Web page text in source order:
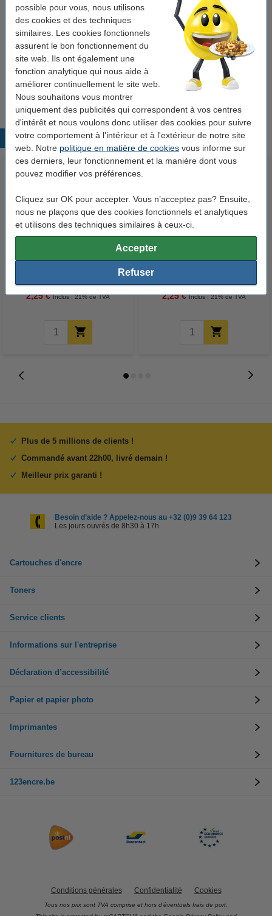
possible pour vous, nous utilisons
des cookies et des techniques
similaires. Les cookies fonctionnels
assurent le bon fonctionnement du
site web. Ils ont également une
fonction analytique qui nous aide à
améliorer continuellement le site web.
Nous souhaitons vous montrer
uniquement des publicités qui correspondent à vos centres
d'intérêt et nous voulons donc utiliser des cookies pour suivre
votre comportement à l'intérieur et à l'extérieur de notre site
web. Notre politique en matière de cookies vous informe sur
ces derniers, leur fonctionnement et la manière dont vous
pouvez modifier vos préférences.
Cliquez sur OK pour accepter. Vous n’acceptez pas? Ensuite,
nous ne plaçons que des cookies fonctionnels et analytiques
et utilisons des techniques similaires à ceux-ci.
Accepter
Refuser
Code: 361
Pack avantageux !
Offre : 10x Edding 361 marqueur pour tableau
blanc (1 mm ogive) - orange
20,25 €
Produits populaires
tableau blanc (1 mm - ogive) -
2,25 € Inclus : 21% de TVA 2,25 € Inclus : 21% de TVA
Plus de 5 millions de clients !
Commandé avant 22h00, livré demain !
Meilleur prix garanti !
Besoin d’aide ? Appelez-nous au +32 (0)9 39 64 123
Les jours ouvrés de 8h30 à 17h
Cartouches d'encre
Toners
Service clients
Informations sur l'entreprise
Déclaration d’accessibilité
Papier et papier photo
Imprimantes
Fournitures de bureau
123encre.be
Conditions générales Confidentialité Cookies
Tous nos prix sont TVA comprise et hors d’éventuels frais de port.